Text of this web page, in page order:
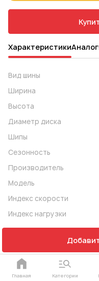
Характеристики
Вид шины
Ширина
Высота
Диаметр диска
Шипы
Сезонность
Производитель
Модель
Индекс скорости
Индекс нагрузки
Главная Категории